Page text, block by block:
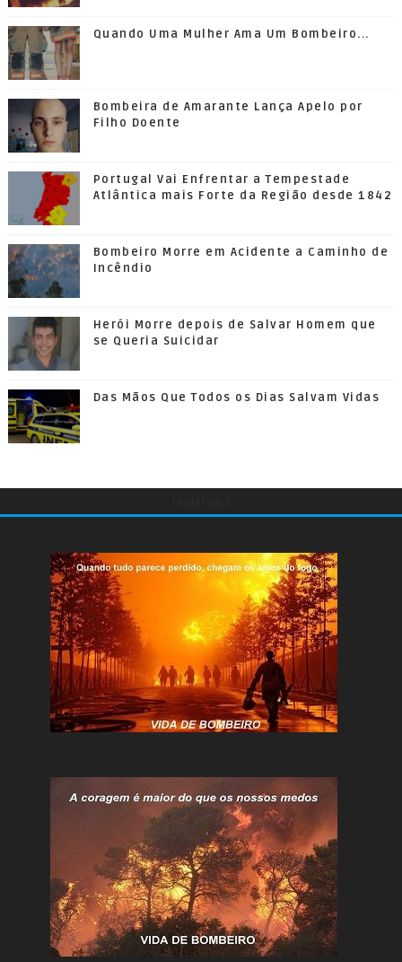
Quando Uma Mulher Ama Um Bombeiro...
Bombeira de Amarante Lança Apelo por
Filho Doente
Portugal Vai Enfrentar a Tempestade
Atlântica mais Forte da Região desde 1842
Bombeiro Morre em Acidente a Caminho de
Incêndio
Herói Morre depois de Salvar Homem que
se Queria Suicidar
Das Mãos Que Todos os Dias Salvam Vidas